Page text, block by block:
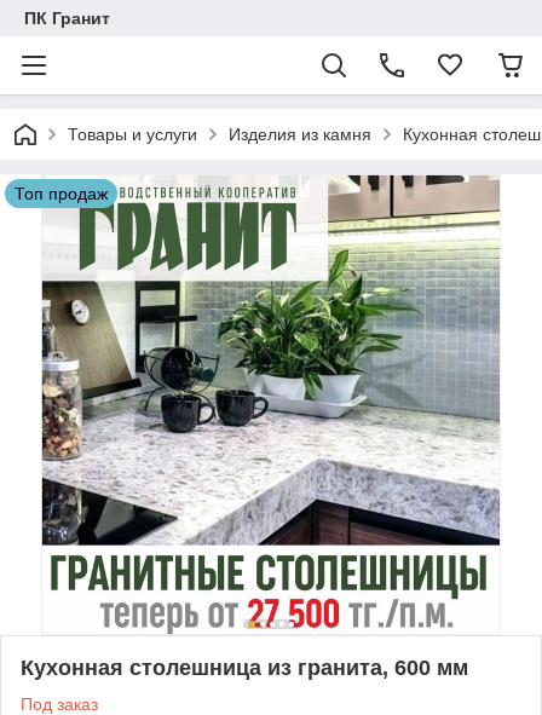
ПК Гранит
Товары и услуги Изделия из камня Кухонная
Топ продаж
Кухонная столешница из гранита, 600 мм
Под заказ